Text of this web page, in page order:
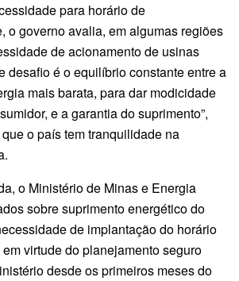
para horário de
o governo avalia, em algumas regiões
de acionamento de usinas
desafio é o equilíbrio constante entre a
mais barata, para dar modicidade
e a garantia do suprimento”,
o país tem tranquilidade na
o Ministério de Minas e Energia
sobre suprimento energético do
de implantação do horário
virtude do planejamento seguro
desde os primeiros meses do